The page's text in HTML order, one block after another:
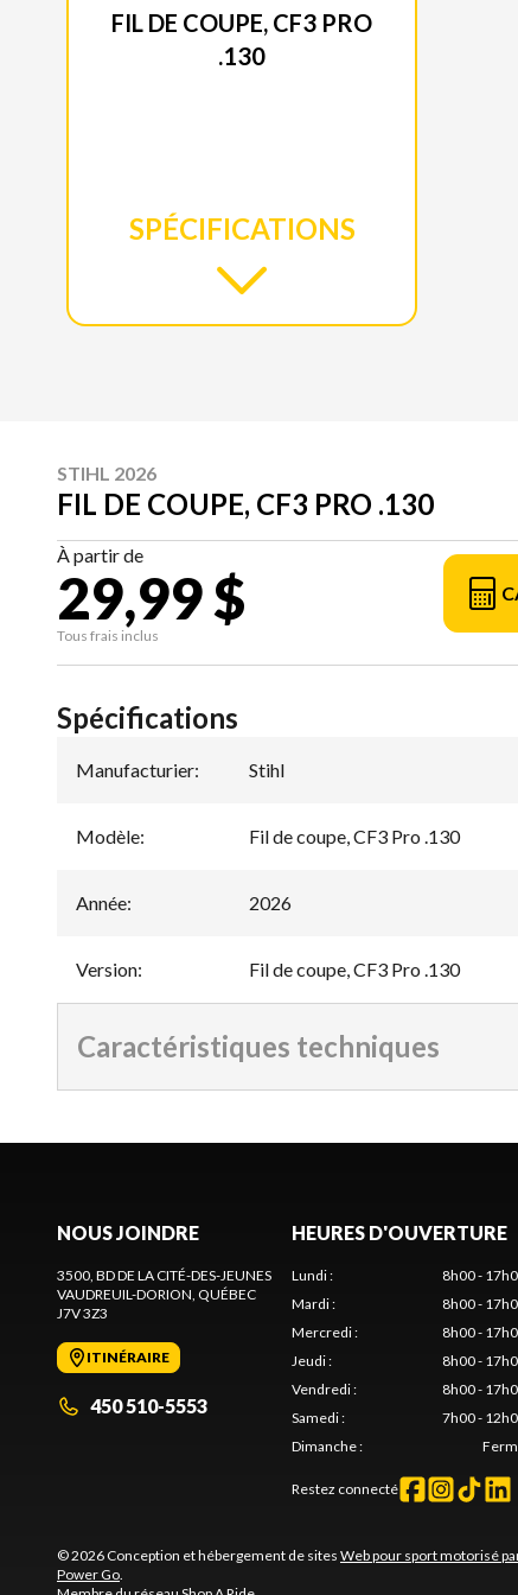
FIL DE COUPE, CF3 PRO
.130
SPÉCIFICATIONS
STIHL 2026
FIL DE COUPE, CF3 PRO .130
À partir de
29,99 $
Tous frais inclus
Spécifications
Manufacturier: Stihl
Modèle: Fil de coupe, CF3 Pro .130
Année: 2026
Version: Fil de coupe, CF3 Pro .130
Caractéristiques techniques
NOUS JOINDRE
3500, BD DE LA CITÉ-DES-JEUNES
VAUDREUIL-DORION, QUÉBEC
J7V 3Z3
ITINÉRAIRE
450 510-5553
HEURES D'OUVERTURE
Lundi:
8h00 -
Mardi:
8h00 -
Mercredi:
8h00 -
Jeudi:
8h00 -
Vendredi:
8h00 -
Samedi:
7h00 -
Dimanche:
Restez connecté
© 2026 Conception et hébergement de sites Web pour sport motorisé
Power Go.